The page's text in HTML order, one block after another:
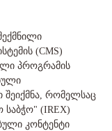
(CMS)
პროგრამის
შეიქმნა, რომელსაც
საბჭო" (IREX)
კონტენტი